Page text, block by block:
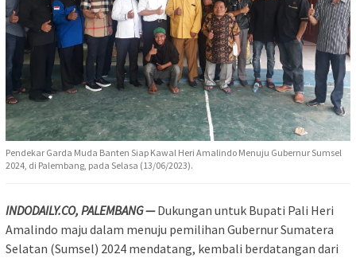
Pendekar Garda Muda Banten Siap Kawal Heri Amalindo Menuju Gubernur Sumsel
2024, di Palembang, pada Selasa (13/06/2023).
INDODAILY.CO, PALEMBANG —Dukungan untuk Bupati Pali Heri
Amalindo maju dalam menuju pemilihan Gubernur Sumatera
Selatan (Sumsel) 2024 mendatang, kembali berdatangan dari